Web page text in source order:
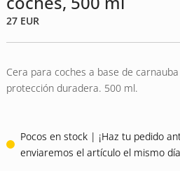
27 EUR
Cera para coches a base de
protección duradera. 500 ml.
Pocos en stock | ¡Haz tu pedido
enviaremos el artículo el mismo